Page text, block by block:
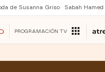
de Susanna Griso Sabah Hamed
PROGRAMACIÓN TV